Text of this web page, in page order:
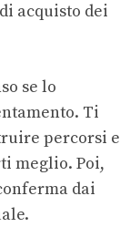
acquisto dei
se lo
Ti
percorsi e
meglio. Poi,
dai